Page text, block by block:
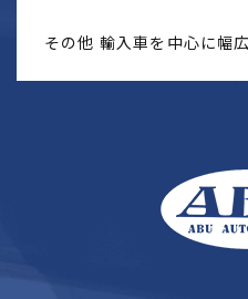
その他 輸入車を中心に幅